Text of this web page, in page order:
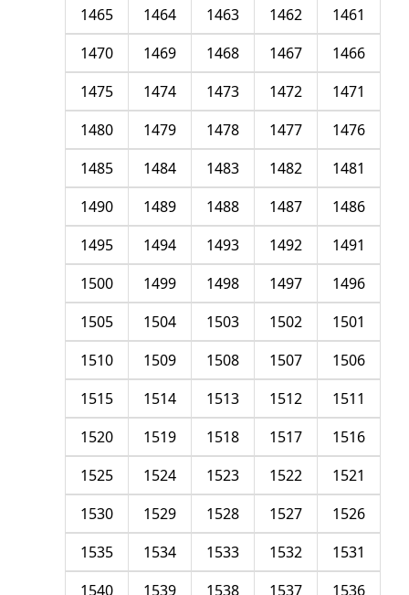
1461
1462
1463
1464
1465
1466
1467
1468
1469
1470
1471
1472
1473
1474
1475
1476
1477
1478
1479
1480
1481
1482
1483
1484
1485
1486
1487
1488
1489
1490
1491
1492
1493
1494
1495
1496
1497
1498
1499
1500
1501
1502
1503
1504
1505
1506
1507
1508
1509
1510
1511
1512
1513
1514
1515
1516
1517
1518
1519
1520
1521
1522
1523
1524
1525
1526
1527
1528
1529
1530
1531
1532
1533
1534
1535
1536
1537
1538
1539
1540